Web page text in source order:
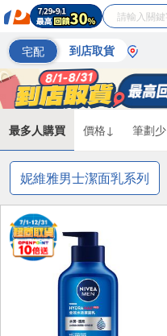
宅配 到店取貨
最多人購買 價格↓ 筆劃少
妮維雅男士潔面乳系列